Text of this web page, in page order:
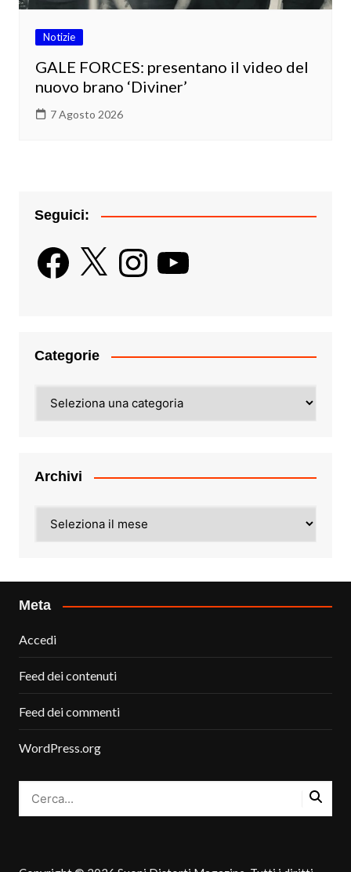
Notizie
GALE FORCES: presentano il video del
nuovo brano ‘Diviner’
7 Agosto 2026
Seguici:
Facebook
X InstagramYouTube
Categorie
Archivi
Meta
Accedi
Feed dei contenuti
Feed dei commenti
WordPress.org